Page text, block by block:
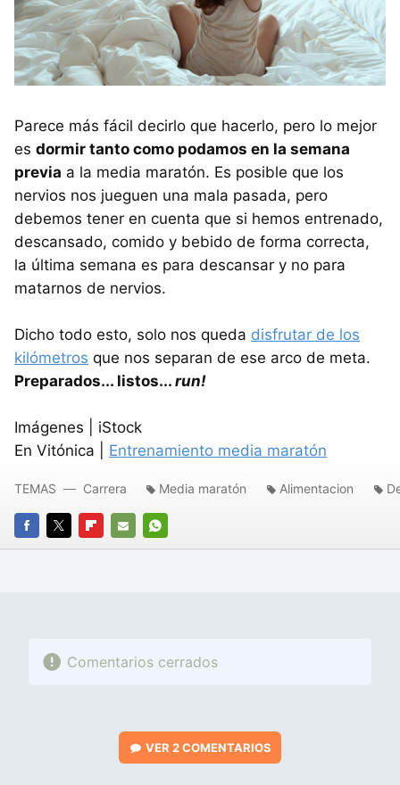
Parece más fácil decirlo que hacerlo, pero lo mejor
es dormir tanto como podamos en la semana
previa a la media maratón. Es posible que los
nervios nos jueguen una mala pasada, pero
debemos tener en cuenta que si hemos entrenado,
descansado, comido y bebido de forma correcta,
la última semana es para descansar y no para
matarnos de nervios.
Dicho todo esto, solo nos queda disfrutar de los
kilómetros que nos separan de ese arco de meta.
Preparados... listos... run!
Imágenes | iStock
En Vitónica | Entrenamiento media maratón
FACEBOOK
TWITTERFLIPBOARD
E-
WHATSAPP
TEMAS Carrera Media maratón Alimentacion
Comentarios cerrados
VER2 COMENTARIOS